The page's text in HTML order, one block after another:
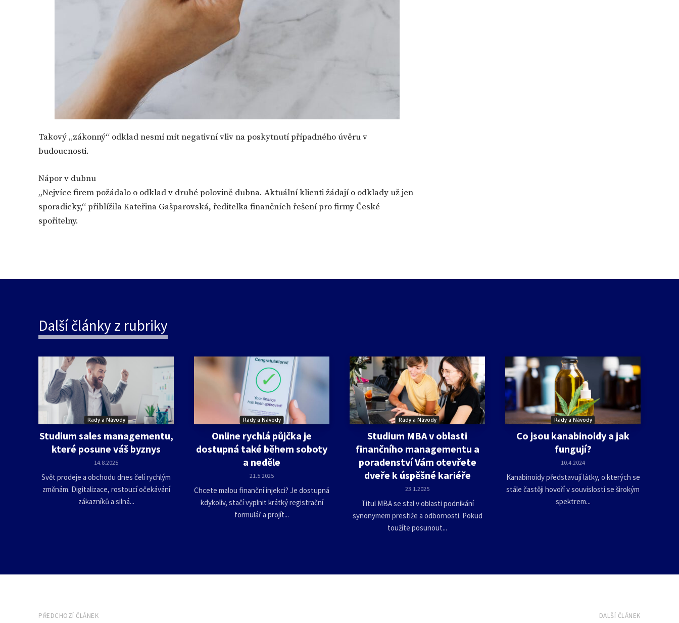
Takový „zákonný“ odklad nesmí mít negativní vliv na poskytnutí případného úvěru v
budoucnosti.
Nápor v dubnu
„Nejvíce firem požádalo o odklad v druhé polovině dubna. Aktuální klienti žádají o odklady už jen
sporadicky,“ přiblížila Kateřina Gašparovská, ředitelka finančních řešení pro firmy České
spořitelny.
Další články z rubriky
Rady a Návody
Studium sales managementu,
které posune váš byznys
14.8.2025
Svět prodeje a obchodu dnes čelí rychlým
změnám. Digitalizace, rostoucí očekávání
zákazníků a silná...
Rady a Návody
Online rychlá půjčka je
dostupná také během soboty
a neděle
21.5.2025
Chcete malou finanční injekci? Je dostupná
kdykoliv, stačí vyplnit krátký registrační
formulář a projít...
Rady a Návody
Studium MBA v oblasti
finančního managementu a
poradenství Vám otevřete
dveře k úspěšné kariéře
23.1.2025
Titul MBA se stal v oblasti podnikání
synonymem prestiže a odbornosti. Pokud
toužíte posunout...
Rady a Návody
Co jsou kanabinoidy a jak
fungují?
10.4.2024
Kanabinoidy představují látky, o kterých se
stále častěji hovoří v souvislosti se širokým
spektrem...
PŘEDCHOZÍ ČLÁNEK DALŠÍ ČLÁNEK